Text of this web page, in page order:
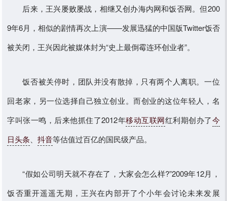
后来，王兴屡败屡战，相继又创办海内网和饭否网。但200
9年6月，相似的剧情再次上演——发展迅猛的中国版Twitter饭否
被关闭，王兴因此被媒体封为“史上最倒霉连环创业者”。
饭否被关停时，团队并没有散掉，只有两个人离职。一位
回老家，另一位选择自己独立创业。而创业的这位年轻人，名
字叫张一鸣，后来他抓住了2012年移动互联网红利期创办了今
日头条 、抖音等估值过百亿的国民级产品。
“假如公司明天就不存在了，大家会怎么样?”2009年12月，
饭否重开遥遥无期，王兴在内部开了个小年会讨论未来发展